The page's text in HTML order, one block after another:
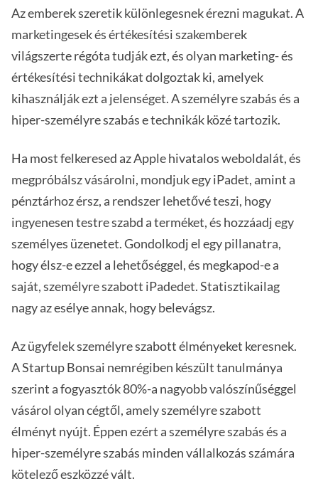
Az emberek szeretik különlegesnek érezni magukat. A
marketingesek és értékesítési szakemberek
világszerte régóta tudják ezt, és olyan marketing- és
értékesítési technikákat dolgoztak ki, amelyek
kihasználják ezt a jelenséget. A személyre szabás és a
hiper-személyre szabás e technikák közé tartozik.
Ha most felkeresed az Apple hivatalos weboldalát, és
megpróbálsz vásárolni, mondjuk egy iPadet, amint a
pénztárhoz érsz, a rendszer lehetővé teszi, hogy
ingyenesen testre szabd a terméket, és hozzáadj egy
személyes üzenetet. Gondolkodj el egy pillanatra,
hogy élsz-e ezzel a lehetőséggel, és megkapod-e a
saját, személyre szabott iPadedet. Statisztikailag
nagy az esélye annak, hogy belevágsz.
Az ügyfelek személyre szabott élményeket keresnek.
A Startup Bonsai nemrégiben készült tanulmánya
szerint a fogyasztók 80%-a nagyobb valószínűséggel
vásárol olyan cégtől, amely személyre szabott
élményt nyújt. Éppen ezért a személyre szabás és a
hiper-személyre szabás minden vállalkozás számára
kötelező eszközzé vált.